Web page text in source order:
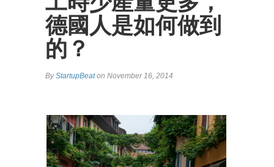
德國人是如何做到
的？
ByStartupBeaton November 16, 2014